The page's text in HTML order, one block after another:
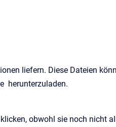
liefern. Diese Dateien
herunterzuladen.
obwohl sie noch nicht